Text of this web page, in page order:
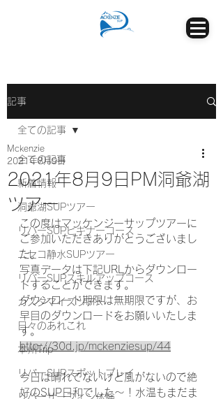
記事
全ての記事
新着情報
洞爺湖SUPツアー
リバーSUPビギナーコース
ニセコ静水SUPツアー
リバーSUPスキルアップコース
カスタマイズツアー
日々のあれこれ
本州Trip
リバーSUPスポットプレイ
リバーサーフィン体験
全ての記事
2021年8月9日PM洞爺湖
ツアー
Mckenzie
2021年8月9日
この度はマッケンジーサップツアーに
ご参加いただきありがとうございまし
た。
写真データは下記URLからダウンロー
ドすることができます。
ダウンロード期限は無期限ですが、お
早目のダウンロードをお願いいたしま
す。
http://30d.jp/mckenziesup/44
今日は晴れてないけど風がないので絶
好のSUP日和でした～！水温もまだま